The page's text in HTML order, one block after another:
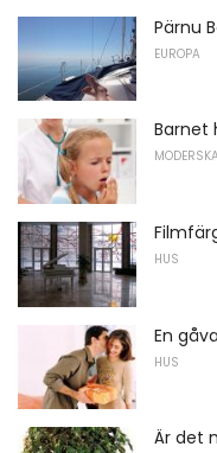
Pärnu
EUROPA
Barnet
HUS
En
HUS
Är det